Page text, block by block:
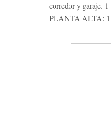
corredor y garaje.
PLANTA ALTA: